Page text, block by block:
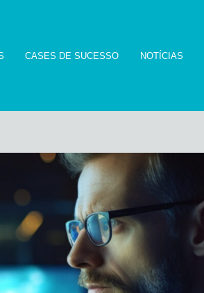
CASES DE SUCESSO NOTÍCIAS